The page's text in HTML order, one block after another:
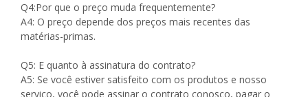
Q4:Por que o preço muda frequentemente?
A4: O preço depende dos preços mais recentes das
matérias-primas.
Q5: E quanto à assinatura do contrato?
A5: Se você estiver satisfeito com os produtos e nosso
serviço, você pode assinar o contrato conosco, pagar o